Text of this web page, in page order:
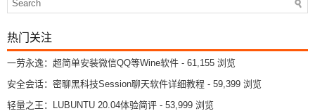
热门关注
一劳永逸：超简单安装微信QQ等Wine软件 - 61,155 浏览
安全会话：密聊黑科技Session聊天软件详细教程 - 59,399 浏览
轻量之王：LUBUNTU 20.04体验简评 - 53,999 浏览